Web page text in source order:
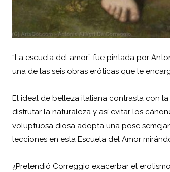
“La escuela del amor” fue pintada por
una de las seis obras eróticas que le
El ideal de belleza italiana contrasta con
disfrutar la naturaleza y así evitar los
voluptuosa diosa adopta una pose
lecciones en esta Escuela del Amor
¿Pretendió Correggio exacerbar el